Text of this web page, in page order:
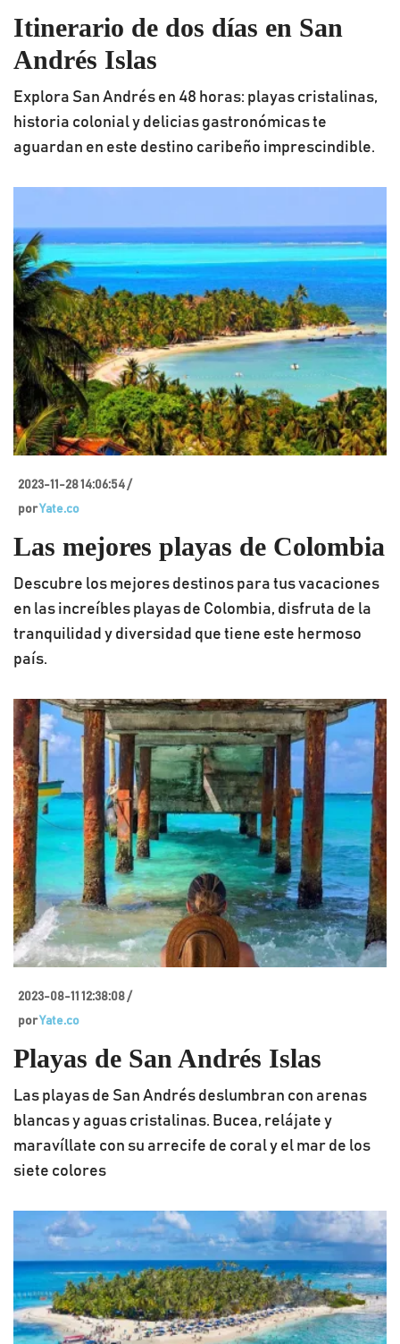
Itinerario de dos días en San
Andrés Islas
Explora San Andrés en 48 horas: playas cristalinas,
historia colonial y delicias gastronómicas te
aguardan en este destino caribeño imprescindible.
2023-11-28 14:06:54 /
porYate.co
Las mejores playas de Colombia
Descubre los mejores destinos para tus vacaciones
en las increíbles playas de Colombia, disfruta de la
tranquilidad y diversidad que tiene este hermoso
país.
2023-08-11 12:38:08 /
porYate.co
Playas de San Andrés Islas
Las playas de San Andrés deslumbran con arenas
blancas y aguas cristalinas. Bucea, relájate y
maravíllate con su arrecife de coral y el mar de los
siete colores